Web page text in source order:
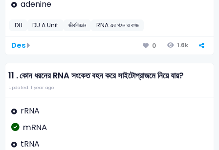
adenine
DU DU A Unit জীববিজ্ঞান RNA এর গঠন ও কাজ
Des 0 1.6k
11 .কোন ধরনের RNA সংকেত বহন করে সাইটোপ্রাজমে নিয়ে যায়?
Updated: 1 year ago
rRNA
mRNA
tRNA